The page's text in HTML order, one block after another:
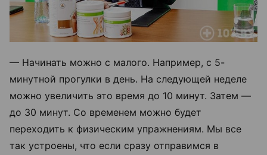
— Начинать можно с малого. Например, с 5-
минутной прогулки в день. На следующей неделе
можно увеличить это время до 10 минут. Затем —
до 30 минут. Со временем можно будет
переходить к физическим упражнениям. Мы все
так устроены, что если сразу отправимся в